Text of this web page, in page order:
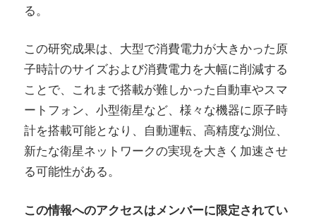
る。
この研究成果は、大型で消費電力が大きかった原
子時計のサイズおよび消費電力を大幅に削減する
ことで、これまで搭載が難しかった自動車やスマ
ートフォン、小型衛星など、様々な機器に原子時
計を搭載可能となり、自動運転、高精度な測位、
新たな衛星ネットワークの実現を大きく加速させ
る可能性がある。
この情報へのアクセスはメンバーに限定されてい